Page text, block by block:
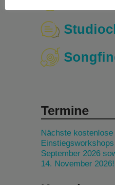
Termine
Nächste kostenlose
September 2026
14. November 2026!